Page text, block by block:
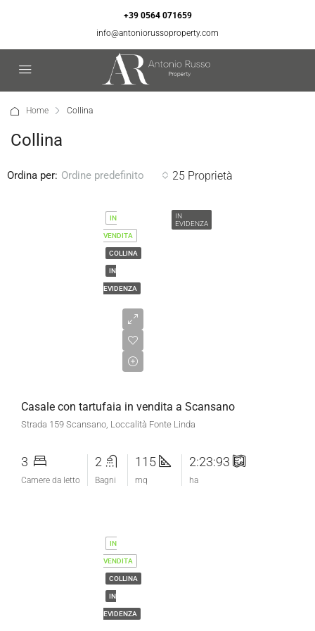
+39 0564 071659
info@antoniorussoproperty.com
Home Collina
Collina
25 Proprietà
Ordina per: Ordine predefinito
IN
EVIDENZA
IN
VENDITA
COLLINA
IN
EVIDENZA
Casale con tartufaia in vendita a Scansano
Strada 159 Scansano, Loccalità Fonte Linda
3
Camere da letto
2
Bagni
115
mq
2:23:93
ha
IN
VENDITA
COLLINA
IN
EVIDENZA